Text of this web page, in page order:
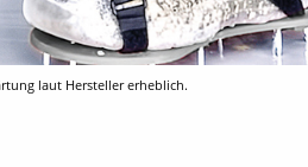
laut Hersteller erheblich.